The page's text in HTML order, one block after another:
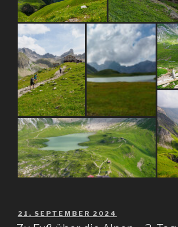
VERÖFFENTLICHT
AM
21. SEPTEMBER 2024